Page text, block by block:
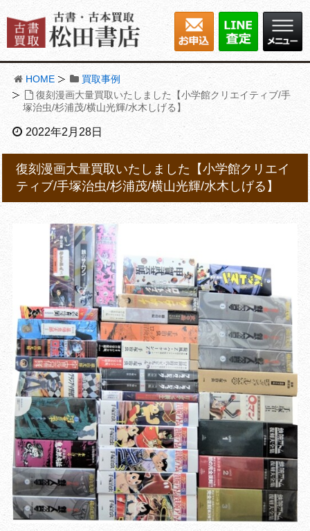
HOME
買取事例
復刻漫画大量買取いたしました【小学館クリエイティブ/手
塚治虫/杉浦茂/横山光輝/水木しげる】
2022年2月28日
復刻漫画大量買取いたしました【小学館クリエイ
ティブ/手塚治虫/杉浦茂/横山光輝/水木しげる】